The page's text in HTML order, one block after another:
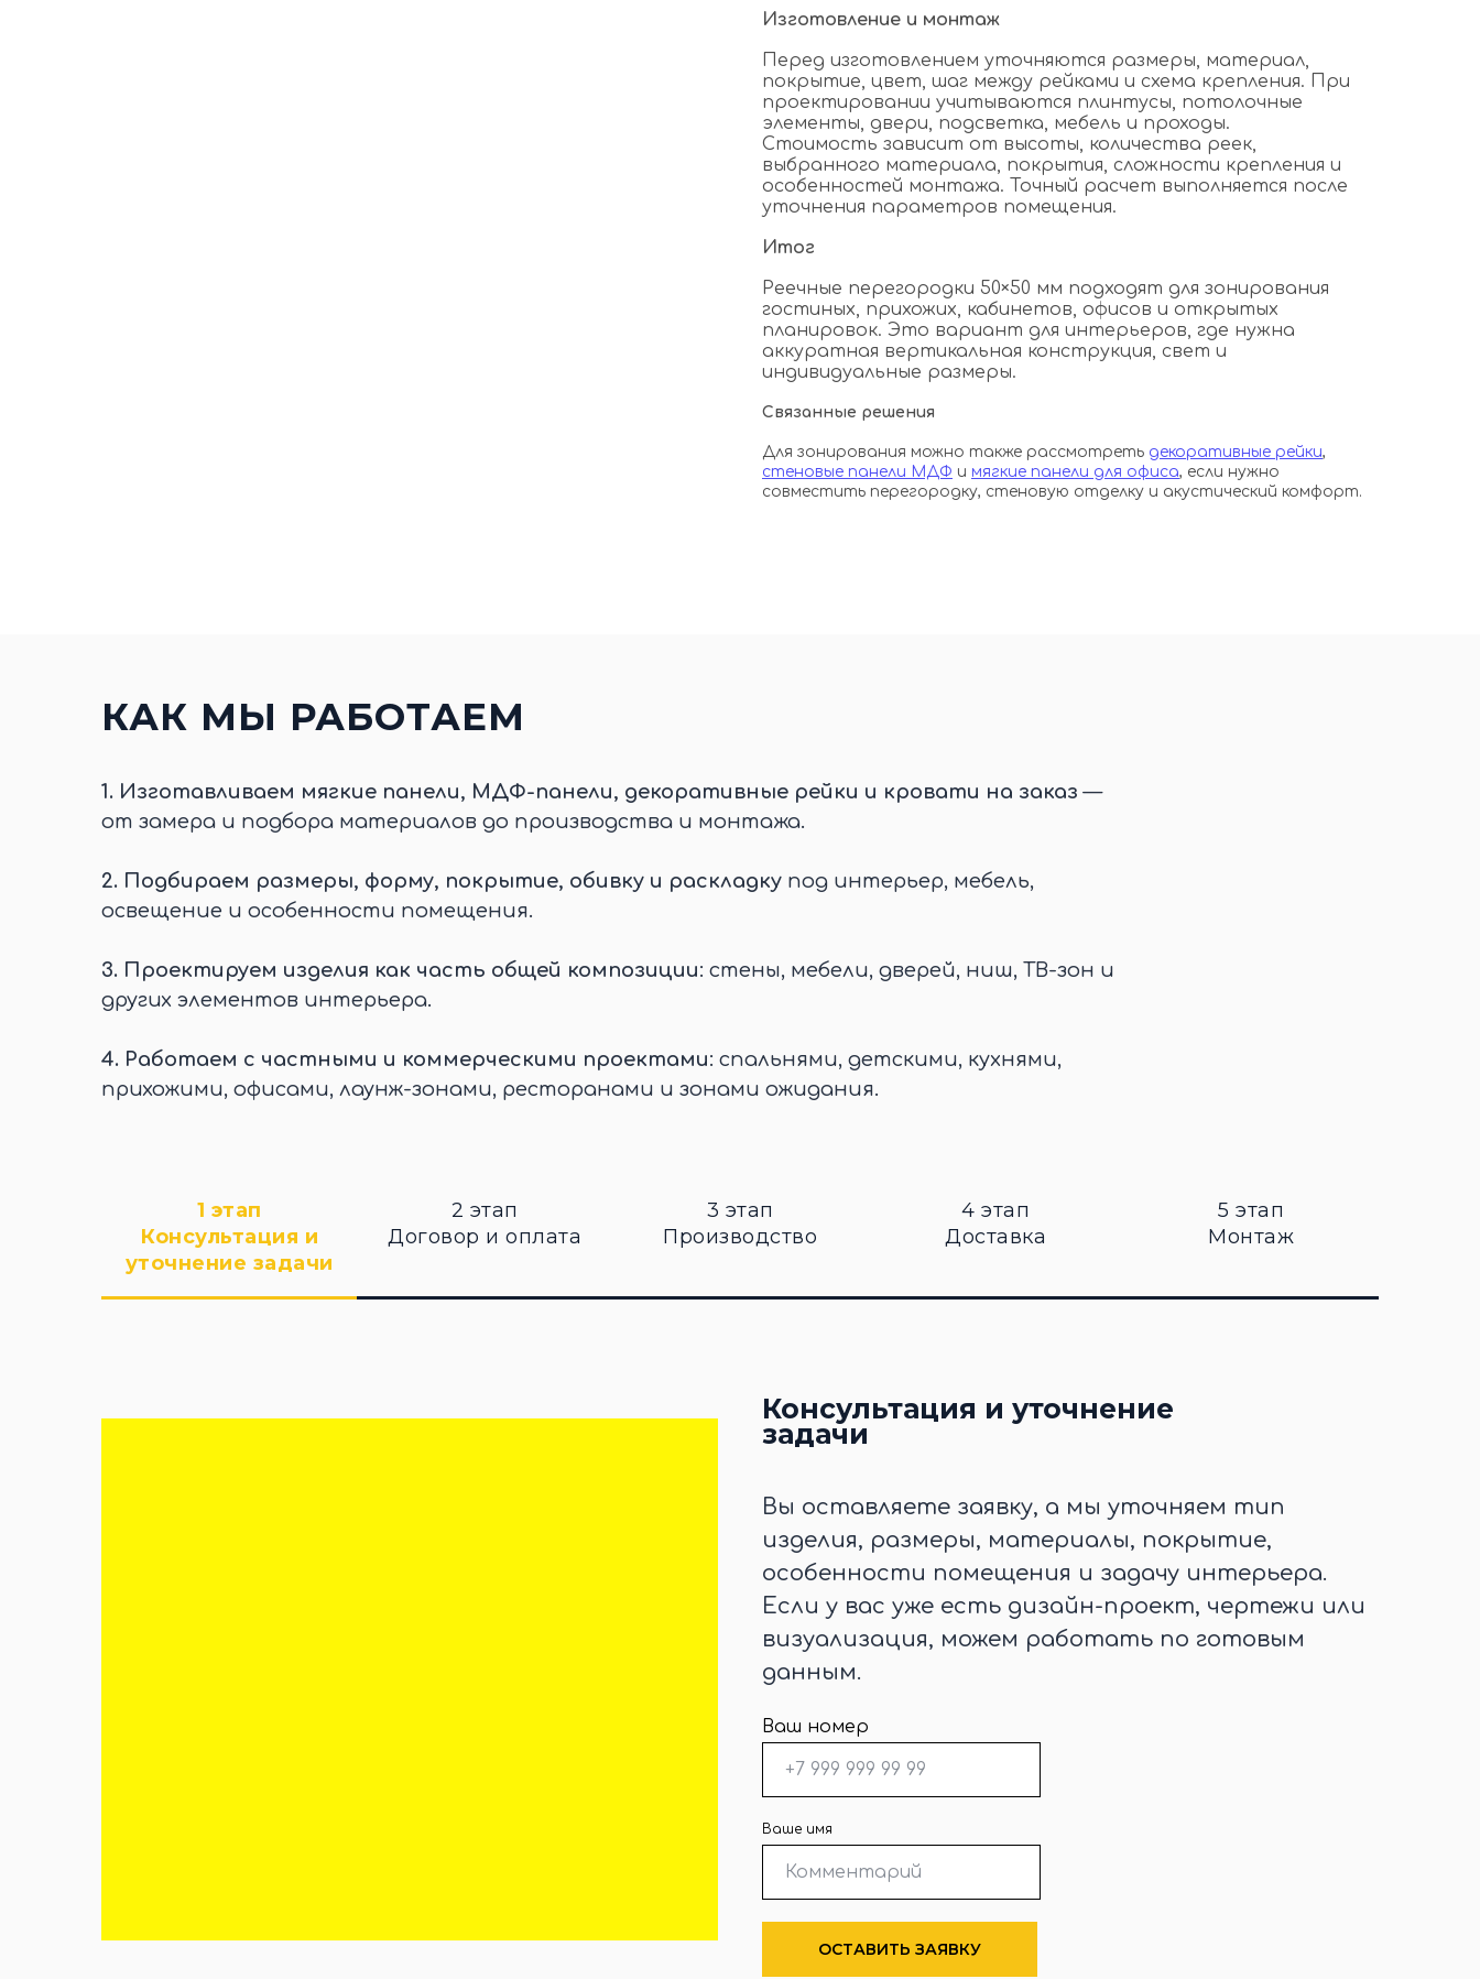
Изготовление и монтаж
Перед изготовлением уточняются размеры, материал,
покрытие, цвет, шаг между рейками и схема крепления. При
проектировании учитываются плинтусы, потолочные
элементы, двери, подсветка, мебель и проходы.
Стоимость зависит от высоты, количества реек,
выбранного материала, покрытия, сложности крепления и
особенностей монтажа. Точный расчет выполняется после
уточнения параметров помещения.
Итог
Реечные перегородки 50×50 мм подходят для зонирования
гостиных, прихожих, кабинетов, офисов и открытых
планировок. Это вариант для интерьеров, где нужна
аккуратная вертикальная конструкция, свет и
индивидуальные размеры.
Связанные решения
Для зонирования можно также рассмотреть декоративные рейки,
стеновые панели МДФ и мягкие панели для офиса, если нужно
совместить перегородку, стеновую отделку и акустический комфорт.
КАК МЫ РАБОТАЕМ
1. Изготавливаем мягкие панели, МДФ-панели, декоративные рейки и кровати на заказ —
от замера и подбора материалов до производства и монтажа.
2. Подбираем размеры, форму, покрытие, обивку и раскладку под интерьер, мебель,
освещение и особенности помещения.
3. Проектируем изделия как часть общей композиции: стены, мебели, дверей, ниш, ТВ-зон и
других элементов интерьера.
4. Работаем с частными и коммерческими проектами: спальнями, детскими, кухнями,
прихожими, офисами, лаунж-зонами, ресторанами и зонами ожидания.
1 этап
Консультация и
уточнение задачи
2 этап
Договор и оплата
3 этап
Производство
4 этап
Доставка
5 этап
Монтаж
Консультация и уточнение
задачи
Вы оставляете заявку, а мы уточняем тип
изделия, размеры, материалы, покрытие,
особенности помещения и задачу интерьера.
Если у вас уже есть дизайн-проект, чертежи или
визуализация, можем работать по готовым
данным.
Ваш номер
Ваше имя
ОСТАВИТЬ ЗАЯВКУ